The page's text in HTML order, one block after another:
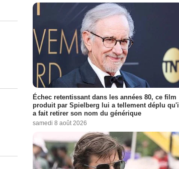
Échec retentissant dans les années 80, ce film
produit par Spielberg lui a tellement déplu qu'il
a fait retirer son nom du générique
samedi 8 août 2026